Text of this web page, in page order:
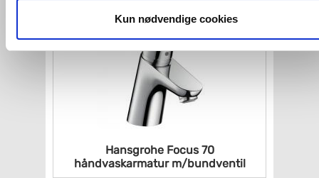
dit samtykke, hvis du måtte ønske det.
Du kan se mere om, hvordan vi behandler dine
personoplysninger, ved at klikkeher
Kun nødvendige cookies
Hansgrohe Focus 70
håndvaskarmatur m/bundventil